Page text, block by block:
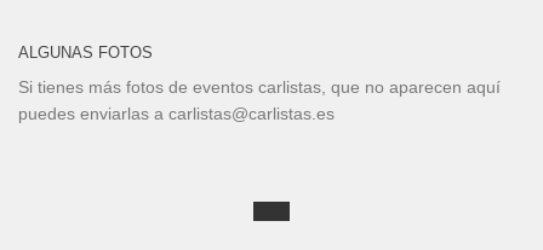
ALGUNAS FOTOS
Si tienes más fotos de eventos carlistas, que no aparecen aquí
puedes enviarlas a carlistas@carlistas.es